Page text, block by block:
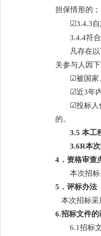
担保情形的；
☑3.4.3自
3.4.4符
凡存在
关参与人因
☑被国家
☑近3年
☑投标人
的。
3.5 本工
3.6R本
4．资格审查
本次招
5．评标办法
本次招标采
6.招标文件的
6.1招标